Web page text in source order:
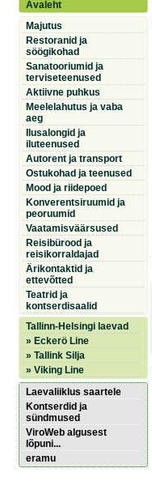
Avaleht
Majutus
Restoranid ja
söögikohad
Sanatooriumid ja
terviseteenused
Aktiivne puhkus
Meelelahutus ja vaba
aeg
Ilusalongid ja
iluteenused
Autorent ja transport
Ostukohad ja teenused
Mood ja riidepoed
Konverentsiruumid ja
peoruumid
Vaatamisväärsused
Reisibürood ja
reisikorraldajad
Ärikontaktid ja
ettevõtted
Teatrid ja
kontserdisaalid
Tallinn-Helsingi laevad
» Eckerö Line
» Tallink Silja
» Viking Line
Laevaliiklus saartele
Kontserdid ja
sündmused
ViroWeb algusest
lõpuni...
eramu